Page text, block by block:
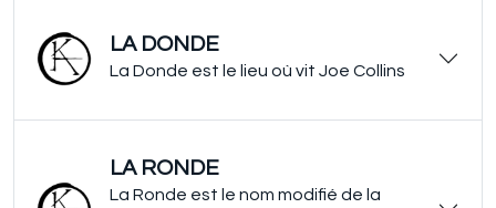
LA DONDE
La Donde est le lieu où vit Joe Collins
LA RONDE
La Ronde est le nom modifié de la